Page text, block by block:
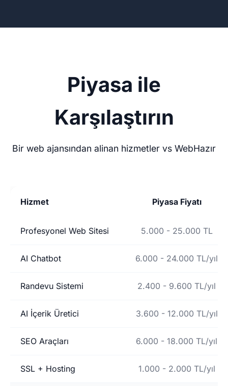
Piyasa ile
Karşılaştırın
Bir web ajansından alinan hizmetler vs WebHazır
Hizmet Piyasa Fiyatı
Profesyonel Web Sitesi 5.000 - 25.000 TL
AI Chatbot 6.000 - 24.000 TL/yıl
Randevu Sistemi 2.400 - 9.600 TL/yıl
AI İçerik Üretici 3.600 - 12.000 TL/yıl
SEO Araçları 6.000 - 18.000 TL/yıl
SSL + Hosting 1.000 - 2.000 TL/yıl